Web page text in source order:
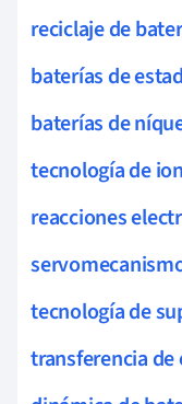
reciclaje de
baterías de
baterías de
tecnología de
reacciones
tecnología de
transferencia de